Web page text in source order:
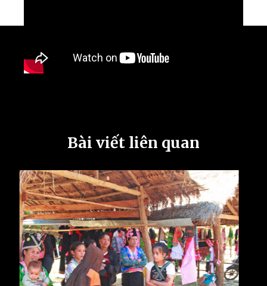
Bài viết liên quan